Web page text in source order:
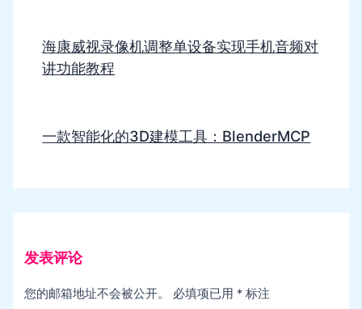
海康威视录像机调整单设备实现手机音频对
讲功能教程
一款智能化的3D建模工具：BlenderMCP
发表评论
您的邮箱地址不会被公开。 必填项已用 * 标注